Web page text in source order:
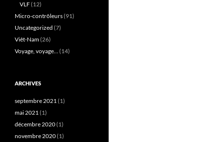
VLF(12)
Micro-contrôleurs(91)
Uncategorized (7)
Viêt-Nam(26)
Voyage, voyage…(14)
ARCHIVES
septembre 2021(1)
mai 2021(1)
décembre 2020(1)
novembre 2020(1)